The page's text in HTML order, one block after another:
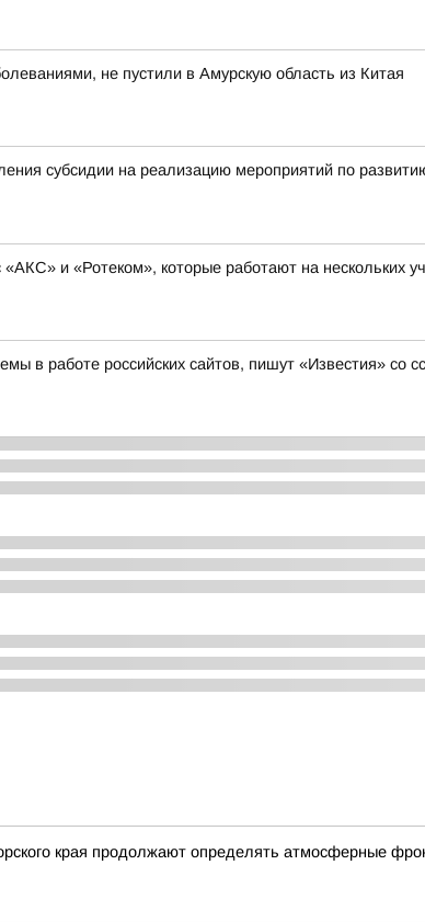
не пустили в Амурскую область из Китая
субсидии на реализацию мероприятий по
и «Ротеком», которые работают на нескольких
в работе российских сайтов, пишут «Известия» со
края продолжают определять атмосферные